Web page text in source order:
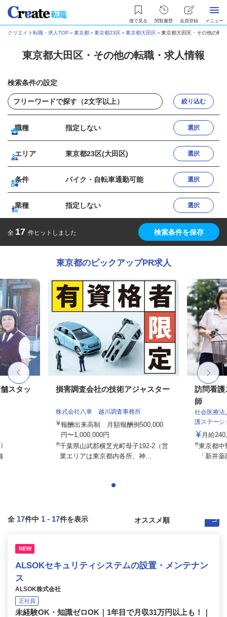
後で見る 閲覧履歴 会員登録 メニュー
クリエイト転職・求人TOP ＞東京都＞東京都23区＞東京都大田区＞東京都大田区・その他の転
東京都大田区・その他の転職・求人情報
検索条件の設定
絞り込む
職種 指定しない 選択
エリア 東京都23区(大田区) 選択
条件 バイク・自転車通勤可能 選択
業種 指定しない 選択
全 17 件ヒットしました 検索条件を保存
東京都のピックアップPR求人
スタッ 損害調査会社の技術アジャスター
株式会社八車 越川調査事務所
報酬出来高制 月額報酬例500,000
円〜1,000,000円
千葉県山武郡横芝光町母子192-2（営
業エリアは東京都内各所、神...
訪問看護
師
社会医療
護ステーシ
月給
東京都中
「新井
全 17件中 1 - 17件を表示
NEW
ALSOKセキュリティシステムの設置・メンテナン
ス
ALSOK株式会社
正社員
未経験OK・知識ゼロOK｜1年目で月収31万円以上も！｜